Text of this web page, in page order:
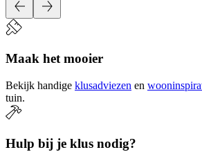
Maak het mooier
Bekijk handige klusadviezen en
tuin.
Hulp bij je klus nodig?